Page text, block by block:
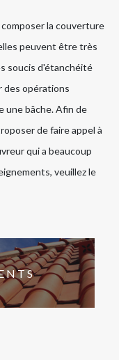
la couverture
peuvent être très
soucis d'étanchéité
des opérations
une bâche. Afin de
de faire appel à
qui a beaucoup
veuillez le